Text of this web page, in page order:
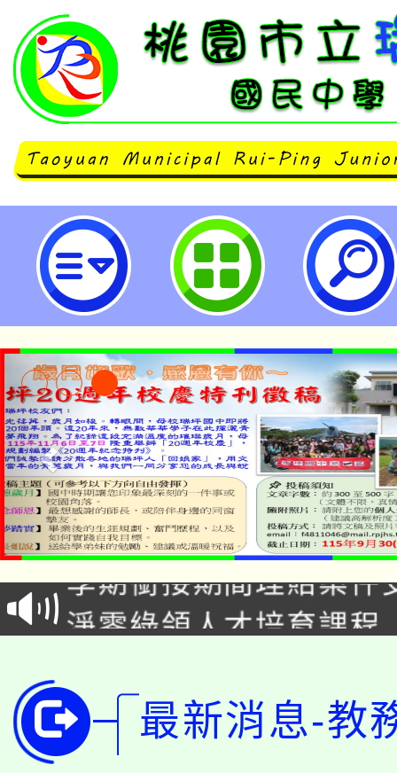
neilrpjhstyc網站設計者：徐嘉
淨零綠生活教案入校路
會
115年食農教育專業人
程
學籍身 分審查程序及
淨零綠領人才培育課程
代理(課)教師甄選結果(
「2026金融保險知識
車」活動
桃園市115學年度學生
最新消息-教